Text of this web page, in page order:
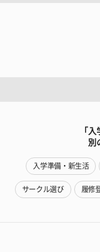
「
別
入学準備・新生活
サークル選び 履修